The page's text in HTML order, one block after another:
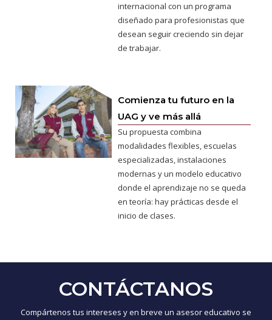
internacional con un programa
diseñado para profesionistas que
desean seguir creciendo sin dejar
de trabajar.
Comienza tu futuro en la
UAG y ve más allá
Su propuesta combina
modalidades flexibles, escuelas
especializadas, instalaciones
modernas y un modelo educativo
donde el aprendizaje no se queda
en teoría: hay prácticas desde el
inicio de clases.
CONTÁCTANOS
Compártenos tus intereses y en breve un asesor educativo se